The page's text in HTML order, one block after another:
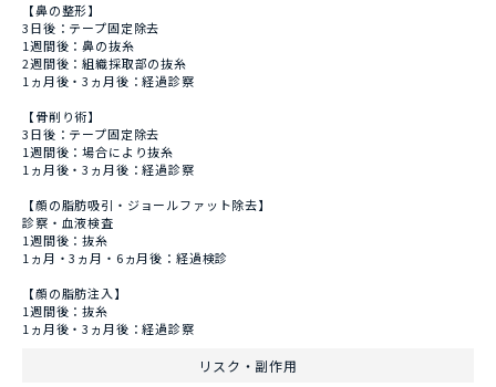
【鼻の整形】
3日後：テープ固定除去
1週間後：鼻の抜糸
2週間後：組織採取部の抜糸
1ヵ月後・3ヵ月後：経過診察
【骨削り術】
3日後：テープ固定除去
1週間後：場合により抜糸
1ヵ月後・3ヵ月後：経過診察
【顔の脂肪吸引・ジョールファット除去】
診察・血液検査
1週間後：抜糸
1ヵ月・3ヵ月・6ヵ月後：経過検診
【顔の脂肪注入】
1週間後：抜糸
1ヵ月後・3ヵ月後：経過診察
リスク・副作用